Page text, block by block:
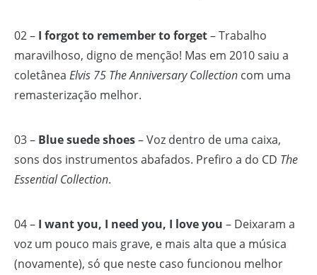
02 – I forgot to remember to forget– Trabalho
maravilhoso, digno de menção! Mas em 2010 saiu a
coletânea Elvis 75 The Anniversary Collection com uma
remasterização melhor.
03 – Blue suede shoes– Voz dentro de uma caixa,
sons dos instrumentos abafados. Prefiro a do CD The
Essential Collection.
04 – I want you, I need you, I love you – Deixaram a
voz um pouco mais grave, e mais alta que a música
(novamente), só que neste caso funcionou melhor